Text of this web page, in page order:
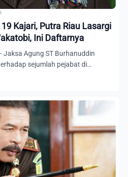
Kajari, Putra Riau Lasargi
Ini Daftarnya
Jaksa Agung ST Burhanuddin
sejumlah pejabat di